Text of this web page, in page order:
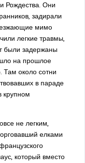
Рождества. Они
задирали
мимо
легкие травмы,
были задержаны
на прошлое
Там около сотни
в параде
крупном
не легким,
елками
который вместо